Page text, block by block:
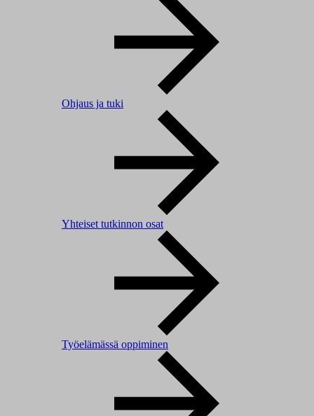
Ohjaus ja tuki
Yhteiset tutkinnon osat
Työelämässä oppiminen